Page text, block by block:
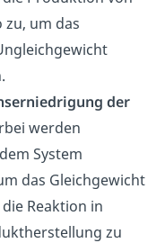
um das
der
werden
System
das Gleichgewicht
Reaktion in
zu